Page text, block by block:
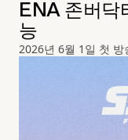
ENA 존버닥
능
2026년 6월 1일 첫 방